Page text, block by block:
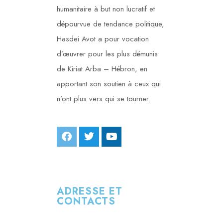
humanitaire à but non lucratif et
dépourvue de tendance politique,
Hasdei Avot a pour vocation
d’œuvrer pour les plus démunis
de Kiriat Arba – Hébron, en
apportant son soutien à ceux qui
n’ont plus vers qui se tourner.
ADRESSE ET
CONTACTS